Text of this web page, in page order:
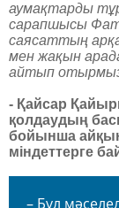
аумақтарды
сарапшысы
саясаттың
мен жақын
айтып
- Қайсар
қолдаудың
бойынша
міндеттерге
– Бұл